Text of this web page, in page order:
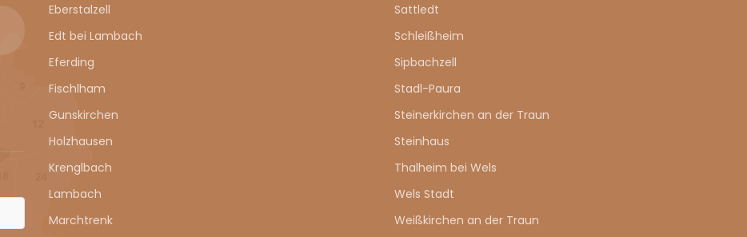
Eberstalzell
Edt bei Lambach
Eferding
Fischlham
Gunskirchen
Holzhausen
Krenglbach
Lambach
Marchtrenk
Sattledt
Schleißheim
Sipbachzell
Stadl-Paura
Steinerkirchen an der Traun
Steinhaus
Thalheim bei Wels
Wels Stadt
Weißkirchen an der Traun